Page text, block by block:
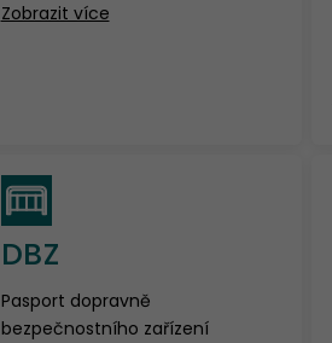
Zobrazit více
DBZ
Pasport dopravně
bezpečnostního zařízení